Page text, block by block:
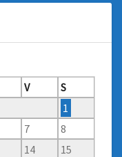
V
S
1
7
8
14
15